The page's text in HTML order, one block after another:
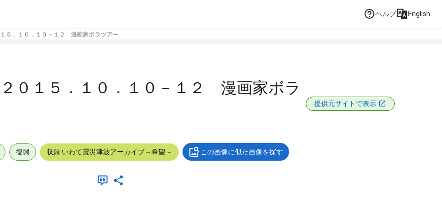
ヘルプ English
５．１０．１０－１２ 漫画家ボラツアー
０１５．１０．１０－１２ 漫画家ボラ
提供元サイトで表示
復興 収録:いわて震災津波アーカイブ～希望～ この画像に似た画像を探す